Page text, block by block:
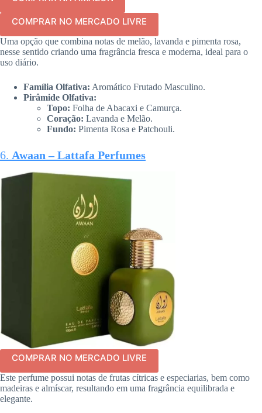
COMPRAR NO MERCADO LIVRE
Uma opção que combina notas de melão, lavanda e pimenta rosa,
nesse sentido criando uma fragrância fresca e moderna, ideal para o
uso diário.
Família Olfativa: Aromático Frutado Masculino.
Pirâmide Olfativa:
Topo: Folha de Abacaxi e Camurça.
Coração: Lavanda e Melão.
Fundo: Pimenta Rosa e Patchouli.
6. Awaan – Lattafa Perfumes
COMPRAR NO MERCADO LIVRE
Este perfume possui notas de frutas cítricas e especiarias, bem como
madeiras e almíscar, resultando em uma fragrância equilibrada e
elegante.